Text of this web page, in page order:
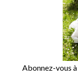
Abonnez-vous à